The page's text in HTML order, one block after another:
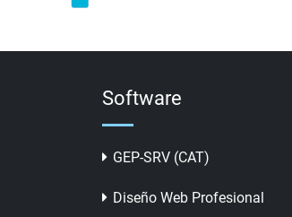
Software
GEP-SRV (CAT)
Diseño Web Profesional